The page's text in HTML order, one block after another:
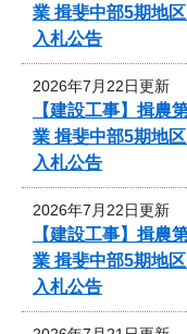
業 揖斐中部5期地
入札公告
2026年7月22日更新
【建設工事】揖農
業 揖斐中部5期地
入札公告
2026年7月22日更新
【建設工事】揖農
業 揖斐中部5期地
入札公告